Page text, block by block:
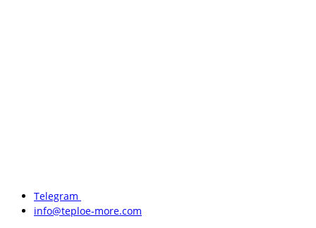
Telegram
info@teploe-more.com